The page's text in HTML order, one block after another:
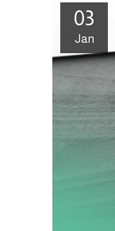
03
Jan